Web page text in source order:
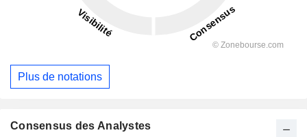
Plus de notations
Consensus des Analystes